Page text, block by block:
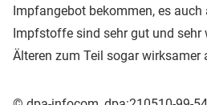
Impfangebot bekommen, es auch
Impfstoffe sind sehr gut und sehr
Älteren zum Teil sogar wirksamer